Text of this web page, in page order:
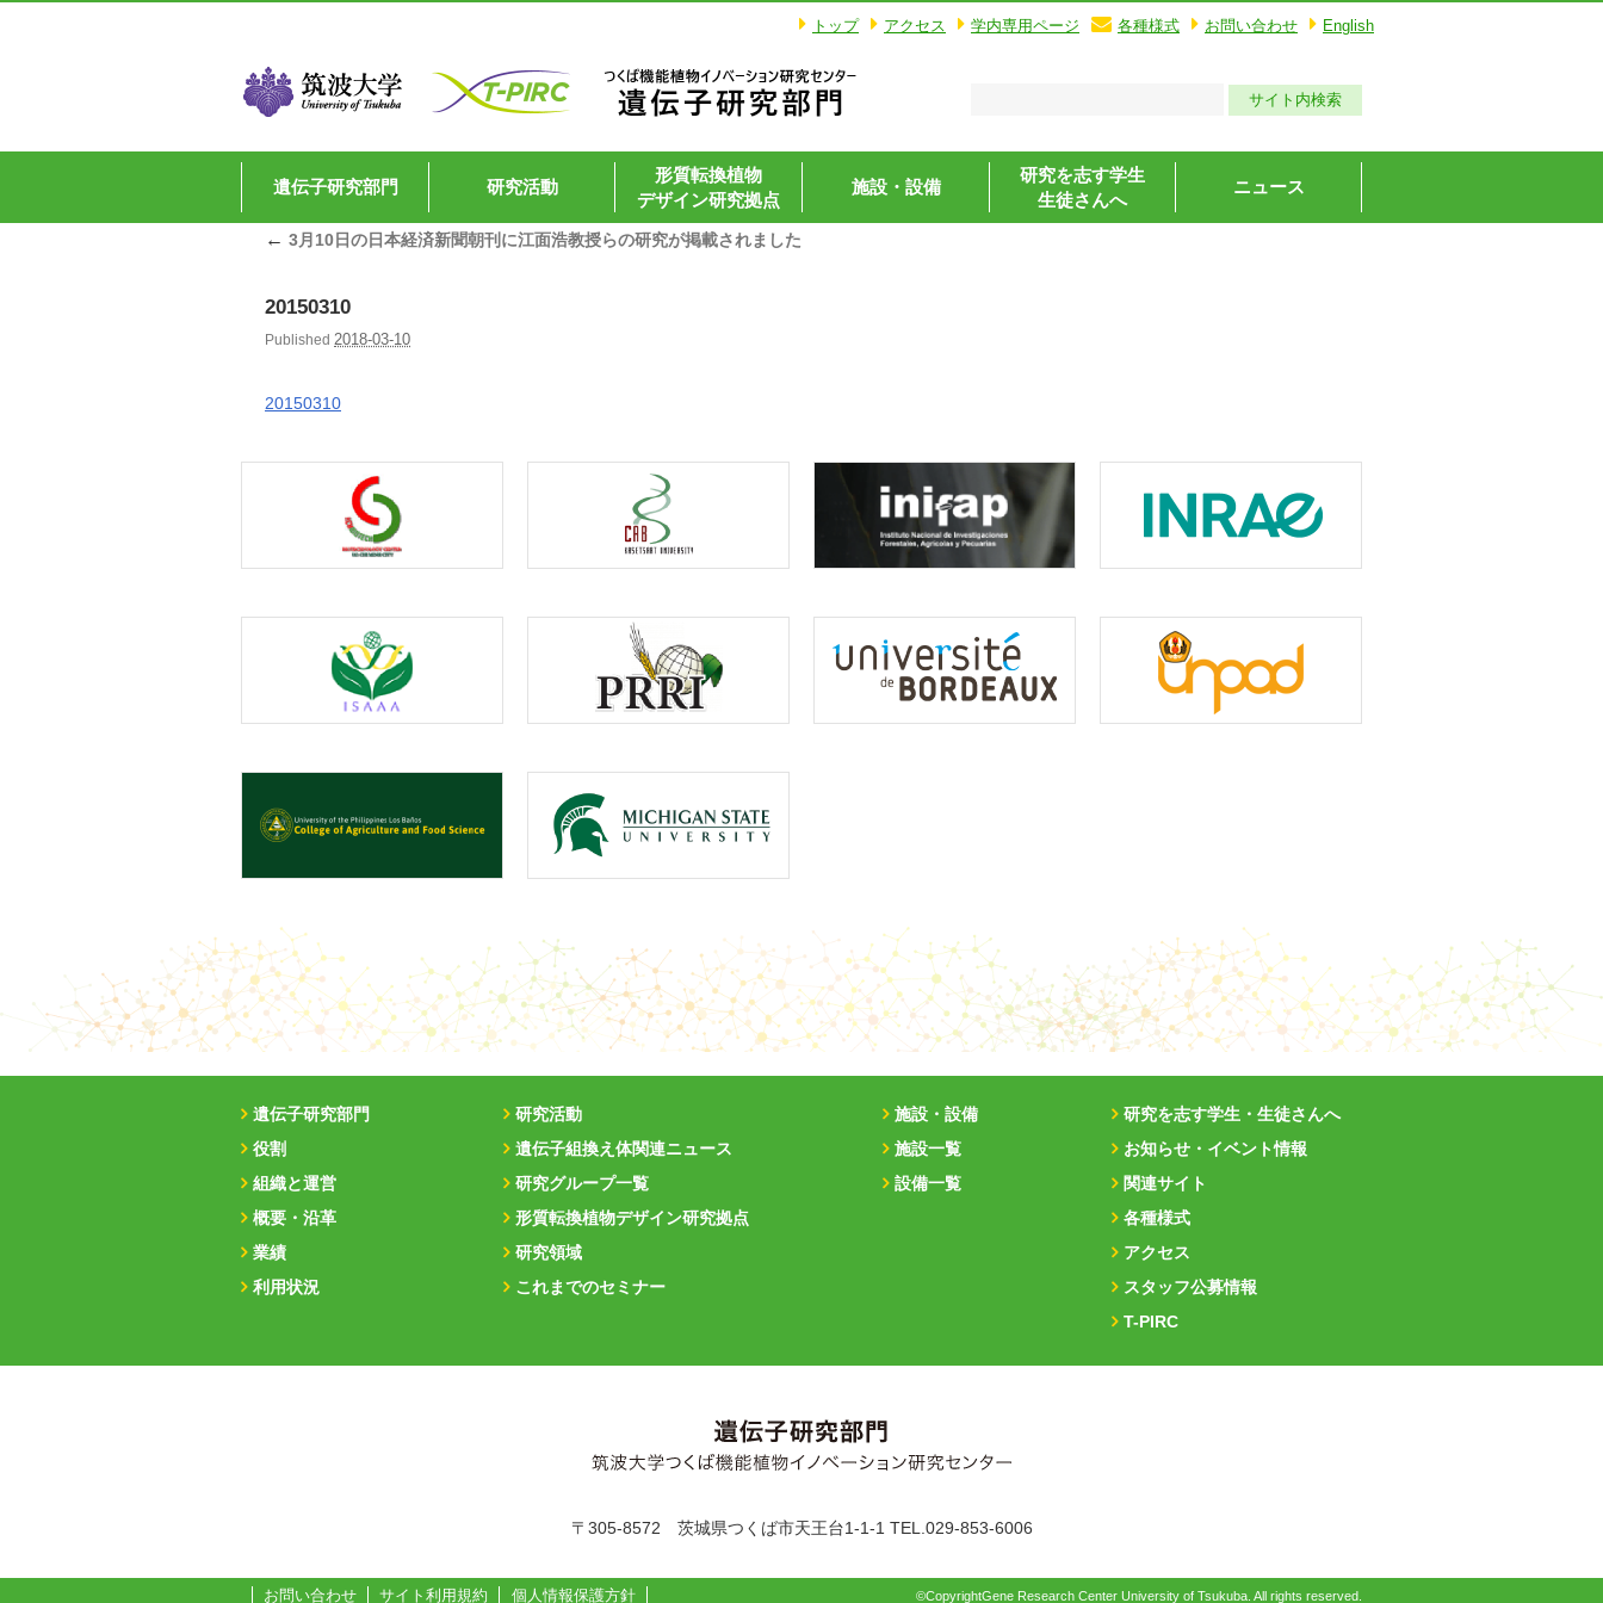
トップ アクセス 学内専用ページ 各種様式 お問い合わせ English
遺伝子研究部門 研究活動
形質転換植物
デザイン研究拠点
施設・設備
研究を志す学生
生徒さんへ
ニュース
← 3月10日の日本経済新聞朝刊に江面浩教授らの研究が掲載されました
20150310
Published 2018-03-10
20150310
遺伝子研究部門
役割
組織と運営
概要・沿革
業績
利用状況
研究活動
遺伝子組換え体関連ニュース
研究グループ一覧
形質転換植物デザイン研究拠点
研究領域
これまでのセミナー
施設・設備
施設一覧
設備一覧
研究を志す学生・生徒さんへ
お知らせ・イベント情報
関連サイト
各種様式
アクセス
スタッフ公募情報
T-PIRC
〒 305-8572 茨城県つくば市天王台1-1-1 TEL.029-853-6006
お問い合わせ サイト利用規約 個人情報保護方針 ©CopyrightGene Research Center University of Tsukuba. All rights reserved.